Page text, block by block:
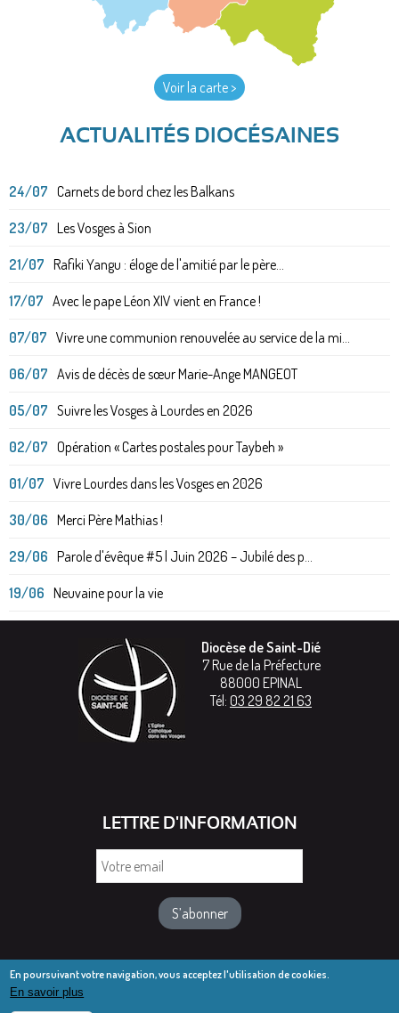
Voir la carte >
ACTUALITÉS DIOCÉSAINES
24/07 Carnets de bord chez les Balkans
23/07 Les Vosges à Sion
21/07 Rafiki Yangu : éloge de l'amitié par le père...
17/07 Avec le pape Léon XIV vient en France !
07/07 Vivre une communion renouvelée au service de la mi...
06/07 Avis de décès de sœur Marie-Ange MANGEOT
05/07 Suivre les Vosges à Lourdes en 2026
02/07 Opération « Cartes postales pour Taybeh »
01/07 Vivre Lourdes dans les Vosges en 2026
30/06 Merci Père Mathias !
29/06 Parole d'évêque #5 | Juin 2026 – Jubilé des p...
19/06 Neuvaine pour la vie
Diocèse de Saint-Dié
7 Rue de la Préfecture
88000 EPINAL
Tél: 03 29 82 21 63
LETTRE D'INFORMATION
En poursuivant votre navigation, vous acceptez l'utilisation de cookies.
En savoir plus